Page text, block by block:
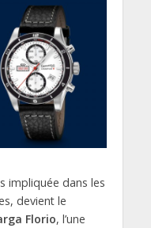
impliquée dans les
devient le
Florio, l’une